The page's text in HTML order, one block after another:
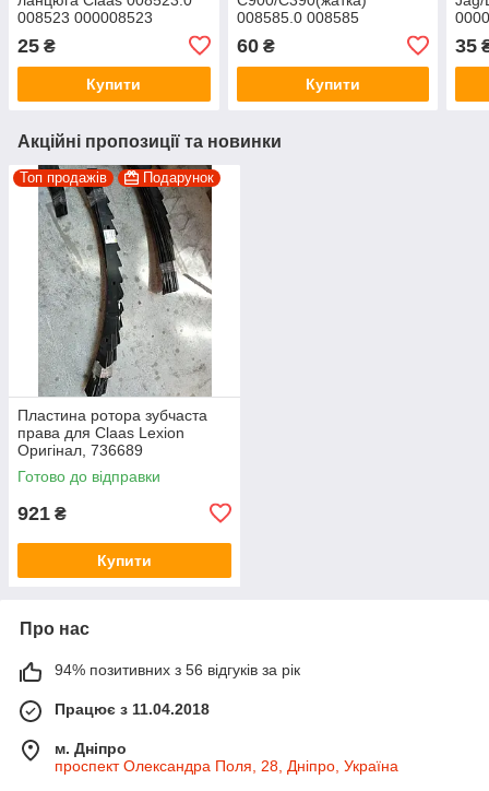
008523 000008523
25 ₴
Купити
008585.0 008585
60₴
Купити
35
Акційні пропозиції та новинки
Топ продажів Подарунок
Пластина ротора зубчаста
права для Claas Lexion
Оригінал, 736689
0007366891 736689.1
Готово до відправки
921 ₴
Купити
Про нас
94% позитивних з 56 відгуків за рік
Працює з 11.04.2018
м. Дніпро
проспект Олександра Поля, 28, Дніпро, Україна